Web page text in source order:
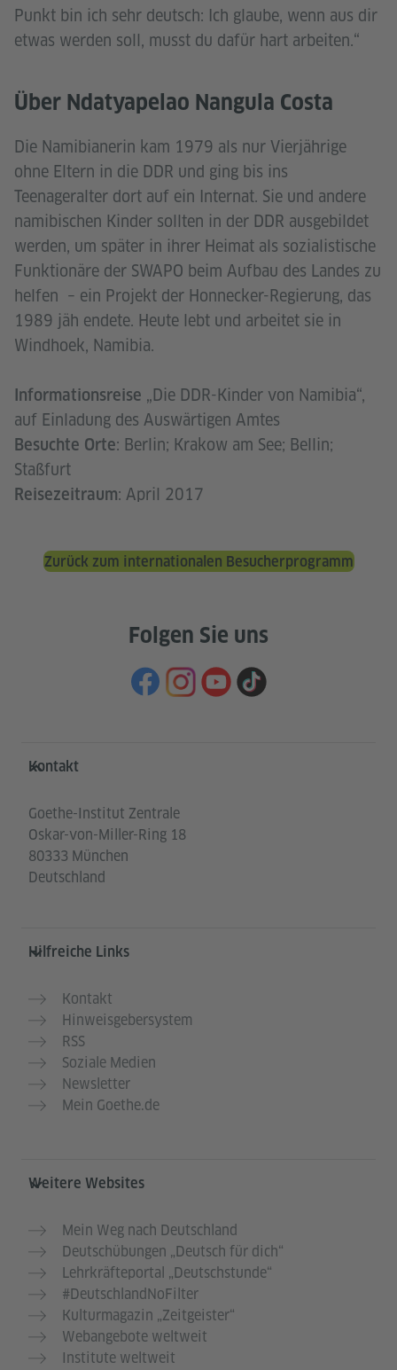
Punkt bin ich sehr deutsch: Ich glaube, wenn aus dir
etwas werden soll, musst du dafür hart arbeiten.“
Über Ndatyapelao Nangula Costa
Die Namibianerin kam 1979 als nur Vierjährige
ohne Eltern in die DDR und ging bis ins
Teenageralter dort auf ein Internat. Sie und andere
namibischen Kinder sollten in der DDR ausgebildet
werden, um später in ihrer Heimat als sozialistische
Funktionäre der SWAPO beim Aufbau des Landes zu
helfen – ein Projekt der Honnecker-Regierung, das
1989 jäh endete. Heute lebt und arbeitet sie in
Windhoek, Namibia.
Informationsreise „Die DDR-Kinder von Namibia“,
auf Einladung des Auswärtigen Amtes
Besuchte Orte: Berlin; Krakow am See; Bellin;
Staßfurt
Reisezeitraum: April 2017
Zurück zum internationalen Besucherprogramm
Folgen Sie uns
Service- und Informationsbereich
Kontakt
Goethe-Institut Zentrale
Oskar-von-Miller-Ring 18
80333 München
Deutschland
Hilfreiche Links
Kontakt
Hinweisgebersystem
RSS
Soziale Medien
Newsletter
Mein Goethe.de
Weitere Websites
Mein Weg nach Deutschland
Deutschübungen „Deutsch für dich“
Lehrkräfteportal „Deutschstunde“
#DeutschlandNoFilter
Kulturmagazin „Zeitgeister“
Webangebote weltweit
Institute weltweit